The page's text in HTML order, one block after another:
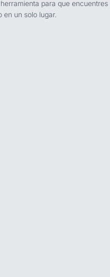
para que encuentres
en un solo lugar.